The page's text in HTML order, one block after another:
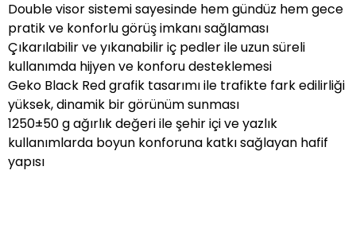
Double visor sistemi sayesinde hem gündüz hem gece
pratik ve konforlu görüş imkanı sağlaması
Çıkarılabilir ve yıkanabilir iç pedler ile uzun süreli
kullanımda hijyen ve konforu desteklemesi
Geko Black Red grafik tasarımı ile trafikte fark edilirliği
yüksek, dinamik bir görünüm sunması
1250±50 g ağırlık değeri ile şehir içi ve yazlık
kullanımlarda boyun konforuna katkı sağlayan hafif
yapısı